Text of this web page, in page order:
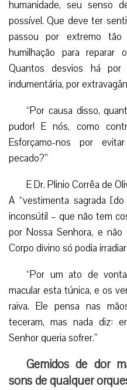
humanidade, seu senso
possível. Que deve ter
passou por extremo tão
humilhação para reparar
Quantos desvios há por
indumentária, por
“Por causa disso,
pudor! E nós, como
Esforçamo-nos por
pecado?”
E Dr. Plinio Corrêa de
A “vestimenta sagrada
inconsútil – que não tem
por Nossa Senhora, e
Corpo divino só podia
“Por um ato de
macular esta túnica, e os
raiva. Ele pensa nas
teceram, mas nada diz:
Senhor queria sofrer.”
Gemidos de dor
sons de qualquer